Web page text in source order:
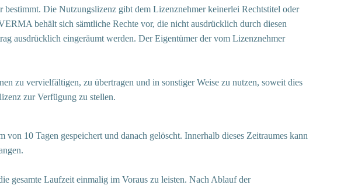
Die Nutzungslizenz gibt dem Lizenznehmer keinerlei Rechtstitel oder
behält sich sämtliche Rechte vor, die nicht ausdrücklich durch diesen
ausdrücklich eingeräumt werden. Der Eigentümer der vom Lizenznehmer
zu vervielfältigen, zu übertragen und in sonstiger Weise zu nutzen, soweit dies
zur Verfügung zu stellen.
10 Tagen gespeichert und danach gelöscht. Innerhalb dieses Zeitraumes kann
gesamte Laufzeit einmalig im Voraus zu leisten. Nach Ablauf der